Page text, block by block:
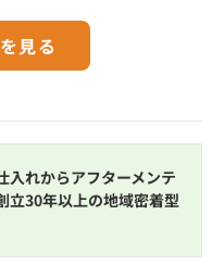
見る
入れからアフターメンテ
立30年以上の地域密着型